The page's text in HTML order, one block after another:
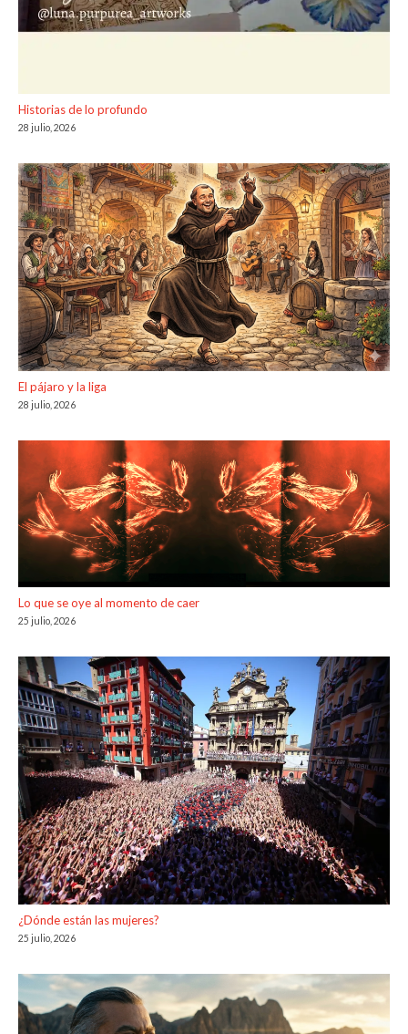
Historias de lo profundo
28 julio, 2026
El pájaro y la liga
28 julio, 2026
Lo que se oye al momento de caer
25 julio, 2026
¿Dónde están las mujeres?
25 julio, 2026